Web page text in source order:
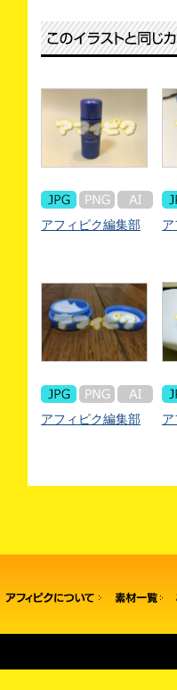
アフィピク編集部
アフィピク編集部